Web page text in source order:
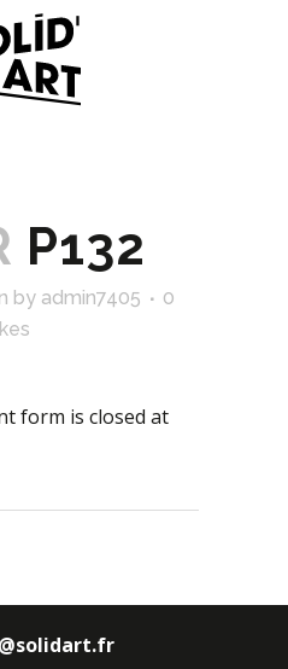
P132
by admin7405
0
form is closed at